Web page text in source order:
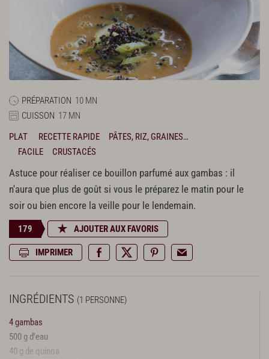
PRÉPARATION 10 MN
CUISSON 17 MN
PLAT
RECETTE RAPIDE
PÂTES, RIZ, GRAINES…
FACILE
CRUSTACÉS
Astuce pour réaliser ce bouillon parfumé aux gambas : il
n'aura que plus de goût si vous le préparez le matin pour le
soir ou bien encore la veille pour le lendemain.
179 AJOUTER AUX FAVORIS
IMPRIMER
INGRÉDIENTS (1 PERSONNE)
4 gambas
500 g d’eau
40 g de quinoa